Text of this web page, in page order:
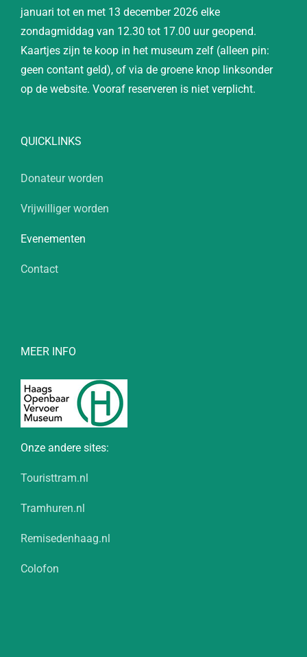
januari tot en met 13 december 2026 elke
zondagmiddag van 12.30 tot 17.00 uur geopend.
Kaartjes zijn te koop in het museum zelf (alleen pin:
geen contant geld), of via de groene knop linksonder
op de website. Vooraf reserveren is niet verplicht.
QUICKLINKS
Donateur worden
Vrijwilliger worden
Evenementen
Contact
MEER INFO
Onze andere sites:
Touristtram.nl
Tramhuren.nl
Remisedenhaag.nl
Colofon